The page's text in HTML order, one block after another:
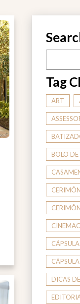
Tag
ART
BOLO
DICAS